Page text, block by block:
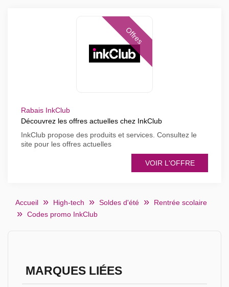
Offres
Rabais InkClub
Découvrez les offres actuelles chez InkClub
InkClub propose des produits et services. Consultez le
site pour les offres actuelles
VOIR L'OFFRE
Accueil High-tech Soldes d'été
Rentrée scolaire
Codes promo InkClub
MARQUES LIÉES